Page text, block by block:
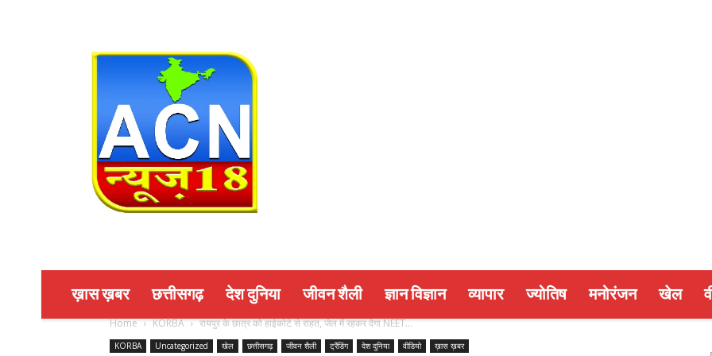
ख़ास ख़बर छत्तीसगढ़ देश दुनिया जीवन शैली ज्ञान विज्ञान व्यापार ज्योतिष मनोरंजन खेल
Home KORBA रायपुर के छात्र को हाईकोर्ट से राहत, जेल में रहकर देगा NEET...
KORBA Uncategorized खेल छत्तीसगढ़ जीवन शैली ट्रैंडिंग देश दुनिया वीडियो ख़ास ख़बर